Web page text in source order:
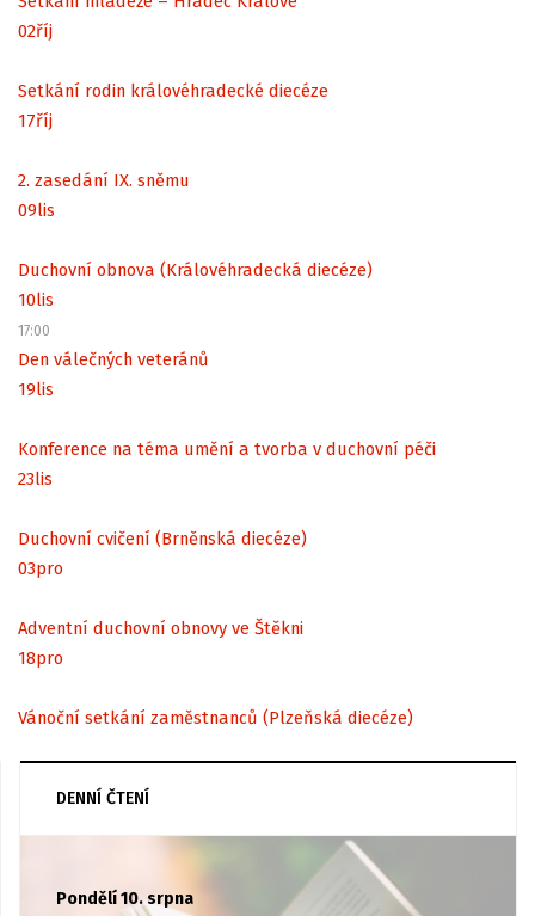
02říj
Setkání rodin královéhradecké diecéze
17říj
2. zasedání IX. sněmu
09lis
Duchovní obnova (Královéhradecká diecéze)
10lis
17:00
Den válečných veteránů
19lis
Konference na téma umění a tvorba v duchovní péči
23lis
Duchovní cvičení (Brněnská diecéze)
03pro
Adventní duchovní obnovy ve Štěkni
18pro
Vánoční setkání zaměstnanců (Plzeňská diecéze)
DENNÍ ČTENÍ
Pondělí 10. srpna